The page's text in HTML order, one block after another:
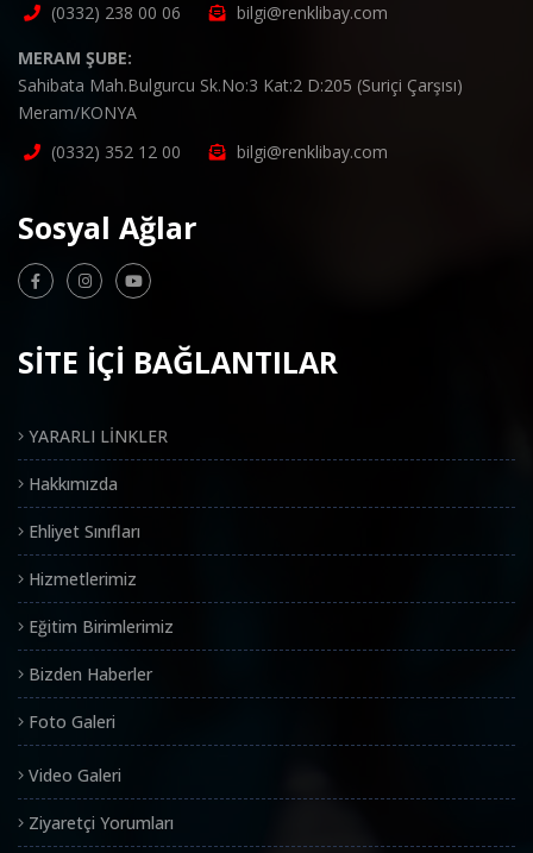
(0332) 238 00 06
bilgi@renklibay.com
MERAM ŞUBE:
Sahibata Mah.Bulgurcu Sk.No:3 Kat:2 D:205 (Suriçi Çarşısı)
Meram/KONYA
(0332) 352 12 00
bilgi@renklibay.com
Sosyal Ağlar
SİTE İÇİ BAĞLANTILAR
YARARLI LİNKLER
Hakkımızda
Ehliyet Sınıfları
Hizmetlerimiz
Eğitim Birimlerimiz
Bizden Haberler
Foto Galeri
Video Galeri
Ziyaretçi Yorumları